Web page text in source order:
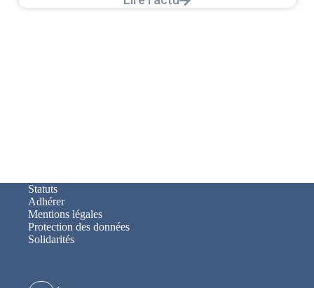
Statuts
Adhérer
Mentions légales
Protection des données
Solidarités